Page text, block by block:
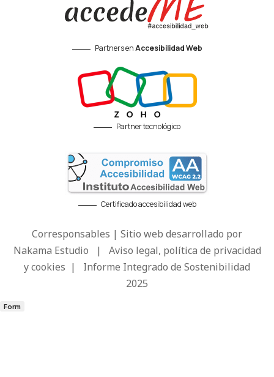
Partners enAccesibilidad Web
Partner tecnológico
Certificado accesibilidad web
Corresponsables | Sitio web desarrollado por
Nakama Estudio | Aviso legal, política de privacidad
y cookies | Informe Integrado de Sostenibilidad
2025
Form